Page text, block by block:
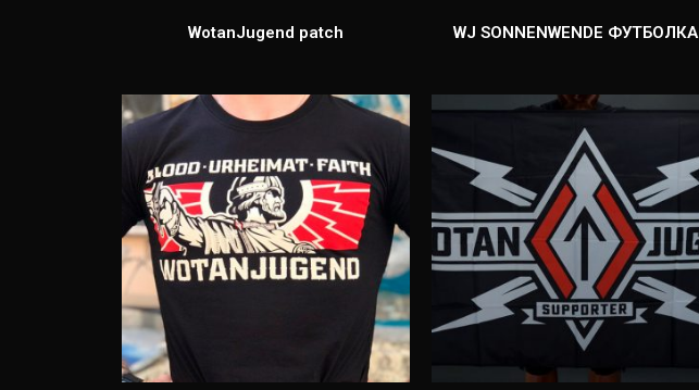
WotanJugend patch WJ SONNENWENDE ФУТБОЛКА